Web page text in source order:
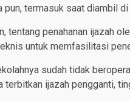
pun, termasuk saat diambil
tentang penahanan ijazah
untuk memfasilitasi
sudah tidak
terbitkan ijazah pengganti,